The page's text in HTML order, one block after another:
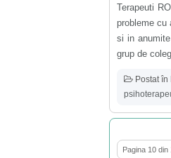
Terapeuti
probleme cu
si in
grup de
Postat în
Pagina 10 din